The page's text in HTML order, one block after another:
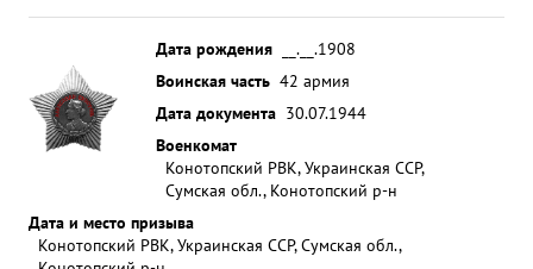
Дата рождения
__.__.1908
Воинская часть 42 армия
Дата документа 30.07.1944
Военкомат
Конотопский РВК, Украинская ССР,
Сумская обл., Конотопский р-н
Дата и место призыва
Конотопский РВК, Украинская ССР, Сумская обл.,